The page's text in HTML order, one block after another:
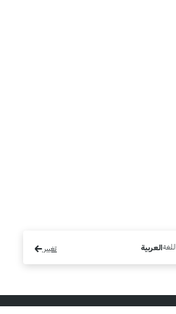
اللغةالعربية تغيير